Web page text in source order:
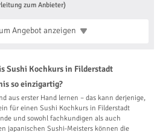
zum Anbieter)
Angebotanzeigen
Sushi Kochkurs in Filderstadt
so einzigartig?
aus erster Hand lernen – das kann derjenige,
für einen Sushi Kochkurs in Filderstadt
und sowohl fachkundigen als auch
japanischen Sushi-Meisters können die